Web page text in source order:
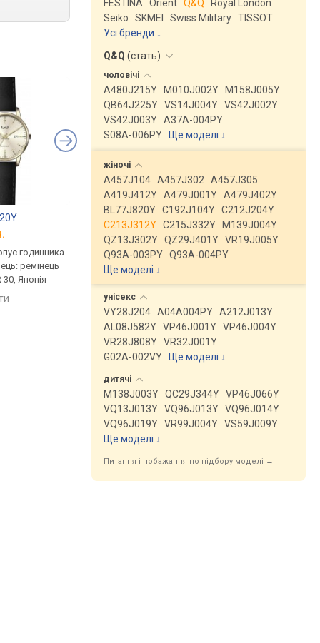
годинника
ремінець
Японія
від 599 грн.
кварцові, корпус годинника
латунь, ремінець: ремінець
порівняти
від 730 грн.
кварцові, корпус
FESTINA
Orient Q&Q
Royal London
Seiko
SKMEI Swiss Military TISSOT
Усі бренди
Q&Q (стать)
чоловічі
A480J215Y M010J002Y
M158J005Y
QB64J225Y VS14J004Y VS42J002Y
VS42J003Y A37A-004PY
S08A-006PY
Ще моделі ↓
жіночі
A457J104 A457J302
A457J305
A419J412Y A479J001Y A479J402Y
BL77J820Y C192J104Y C212J204Y
C213J312Y C215J332Y
M139J004Y
QZ13J302Y QZ29J401Y VR19J005Y
Q93A-003PY Q93A-004PY
Ще моделі ↓
унісекс
VY28J204 A04A004PY A212J013Y
AL08J582Y VP46J001Y VP46J004Y
VR28J808Y VR32J001Y
G02A-002VY
Ще моделі ↓
дитячі
M138J003Y QC29J344Y VP46J066Y
VQ13J013Y VQ96J013Y VQ96J014Y
VQ96J019Y VR99J004Y VS59J009Y
Ще моделі ↓
Питання і побажання по підбору моделі →